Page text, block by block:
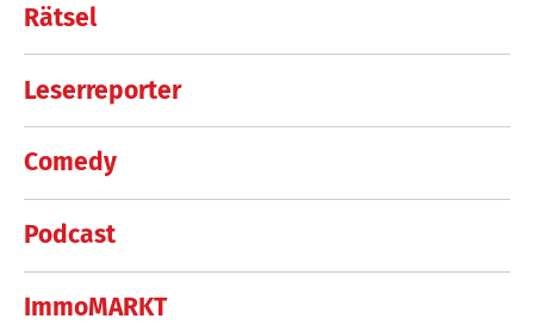
Rätsel
Leserreporter
Comedy
Podcast
ImmoMARKT